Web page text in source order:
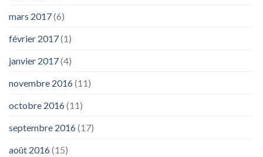
mars 2017(6)
février 2017(1)
janvier 2017(4)
novembre 2016(11)
octobre 2016(11)
septembre 2016(17)
août 2016(15)